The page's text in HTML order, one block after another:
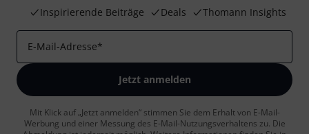
Inspirierende Beiträge
Deals Thomann Insights
E-Mail-Adresse*
Jetzt anmelden
Mit Klick auf „Jetzt anmelden“ stimmen Sie dem Erhalt von E-Mail-
Werbung und einer Messung des E-Mail-Nutzungsverhaltens zu. Die